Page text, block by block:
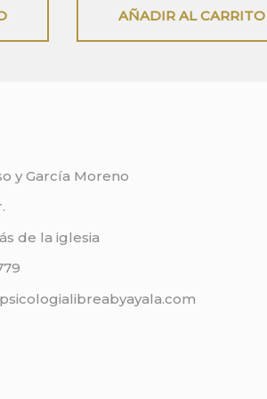
$60.$45.
AÑADIR AL CARRITO
y García Moreno
de la iglesia